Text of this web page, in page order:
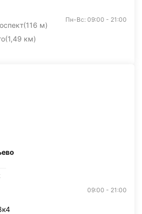
(116 м)
(1,49 км)
Пн-Вс: 09:00 - 21:00
09:00 - 21:00